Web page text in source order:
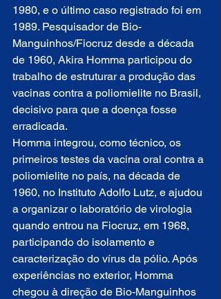
1980, e o último caso registrado foi em
1989. Pesquisador de Bio-
Manguinhos/Fiocruz desde a década
de 1960, Akira Homma participou do
trabalho de estruturar a produção das
vacinas contra a poliomielite no Brasil,
decisivo para que a doença fosse
erradicada.
Homma integrou, como técnico, os
primeiros testes da vacina oral contra a
poliomielite no país, na década de
1960, no Instituto Adolfo Lutz, e ajudou
a organizar o laboratório de virologia
quando entrou na Fiocruz, em 1968,
participando do isolamento e
caracterização do vírus da pólio. Após
experiências no exterior, Homma
chegou à direção de Bio-Manguinhos